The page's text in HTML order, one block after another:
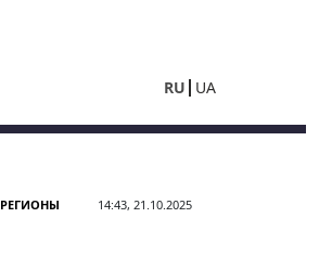
RU UA
РЕГИОНЫ 14:43, 21.10.2025